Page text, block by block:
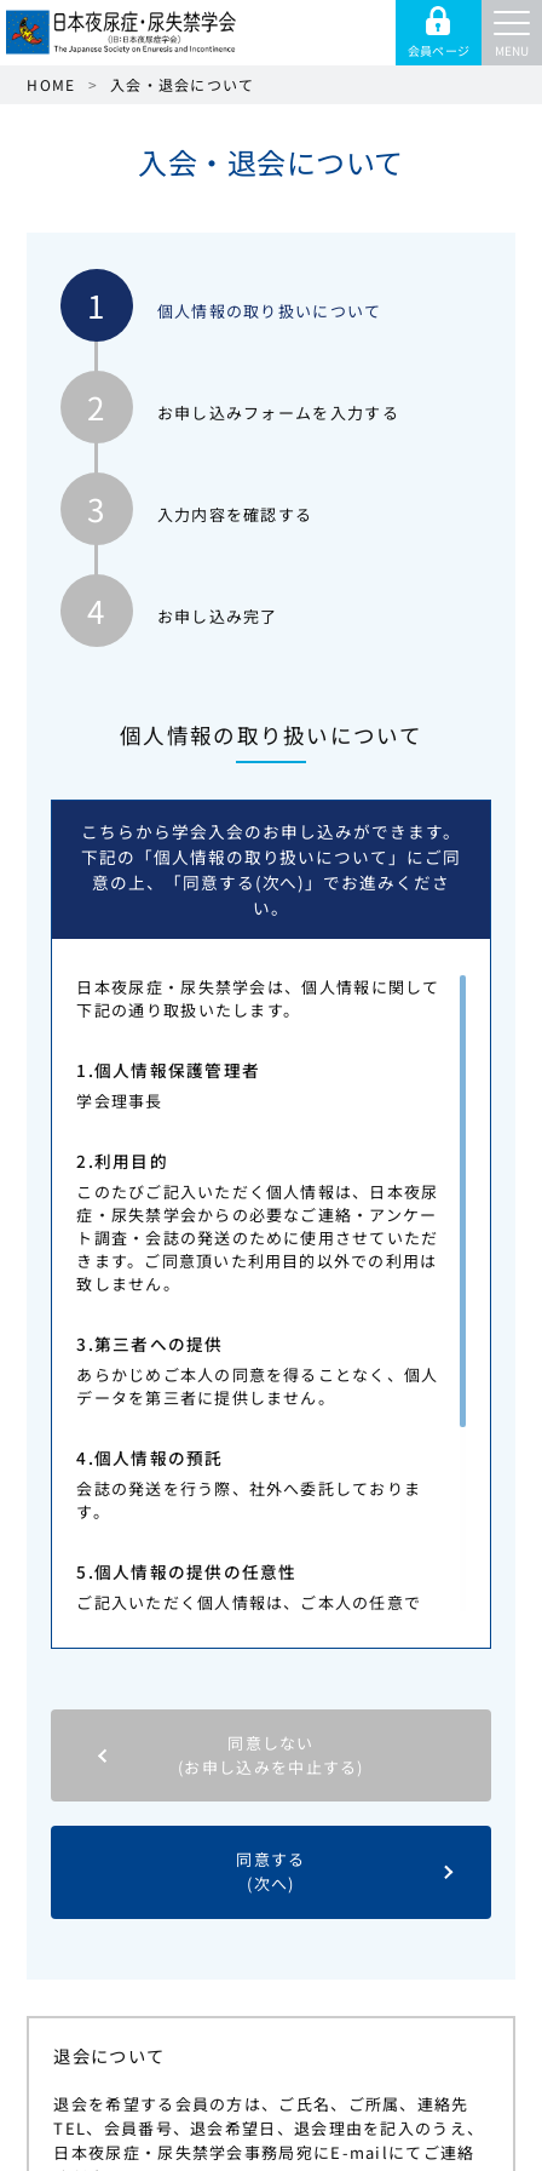
会員ページ MENU
HOME 入会・退会について
入会・退会について
1 個⼈情報の取り扱いについて
2 お申し込みフォームを⼊⼒する
3 ⼊⼒内容を確認する
4 お申し込み完了
個⼈情報の取り扱いについて
こちらから学会入会のお申し込みができます。
下記の「個人情報の取り扱いについて」にご同
意の上、「同意する(次へ)」でお進みくださ
い。
日本夜尿症・尿失禁学会は、個人情報に関して
下記の通り取扱いたします。
1.個人情報保護管理者
学会理事長
2.利用目的
このたびご記入いただく個人情報は、日本夜尿
症・尿失禁学会からの必要なご連絡・アンケー
ト調査・会誌の発送のために使用させていただ
きます。ご同意頂いた利用目的以外での利用は
致しません。
3.第三者への提供
あらかじめご本人の同意を得ることなく、個人
データを第三者に提供しません。
4.個人情報の預託
会誌の発送を行う際、社外へ委託しておりま
す。
5.個人情報の提供の任意性
ご記入いただく個人情報は、ご本人の任意で
随時お受けいたします。
7.個人情報の取扱に関するお問い合わせ先
株式会社PLANNING FOREST内 日本夜尿症・
尿失禁学会事務局
TEL：06-6630-9002
同意しない
(お申し込みを中止する)
同意する
(次へ)
退会について
退会を希望する会員の方は、ご氏名、ご所属、連絡先
TEL、会員番号、退会希望日、退会理由を記入のうえ、
⽇本夜尿症・尿失禁学会事務局宛にE-mailにてご連絡